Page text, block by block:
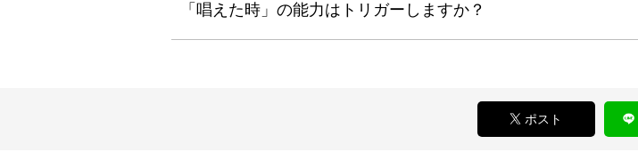
「唱えた時」の能力はトリガーしますか？
ポスト